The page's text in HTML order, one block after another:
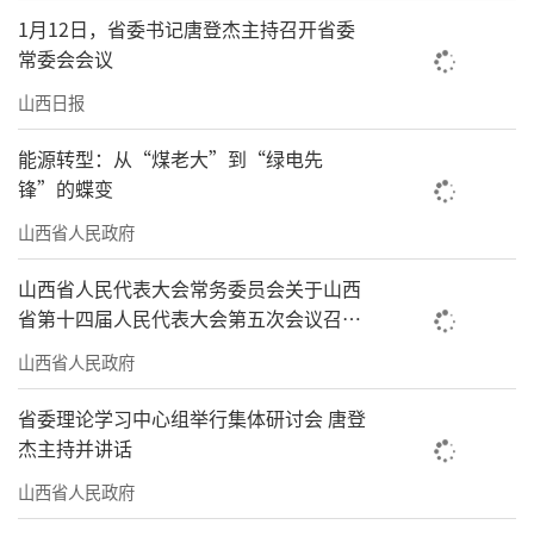
1月12日，省委书记唐登杰主持召开省委
常委会会议
山西日报
能源转型：从“煤老大”到“绿电先
锋”的蝶变
山西省人民政府
山西省人民代表大会常务委员会关于山西
省第十四届人民代表大会第五次会议召开
时间的决定
山西省人民政府
省委理论学习中心组举行集体研讨会 唐登
杰主持并讲话
山西省人民政府